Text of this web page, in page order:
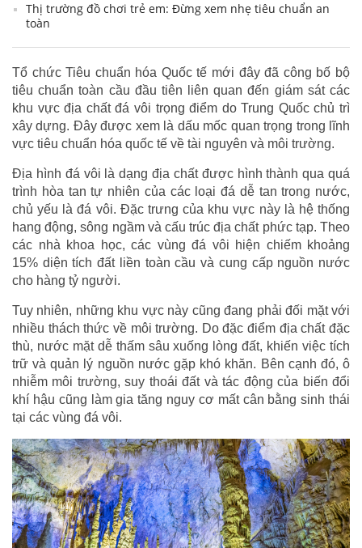
Thị trường đồ chơi trẻ em: Đừng xem nhẹ tiêu chuẩn an
toàn
Tổ chức Tiêu chuẩn hóa Quốc tế mới đây đã công bố bộ
tiêu chuẩn toàn cầu đầu tiên liên quan đến giám sát các
khu vực địa chất đá vôi trọng điểm do Trung Quốc chủ trì
xây dựng. Đây được xem là dấu mốc quan trọng trong lĩnh
vực tiêu chuẩn hóa quốc tế về tài nguyên và môi trường.
Địa hình đá vôi là dạng địa chất được hình thành qua quá
trình hòa tan tự nhiên của các loại đá dễ tan trong nước,
chủ yếu là đá vôi. Đặc trưng của khu vực này là hệ thống
hang động, sông ngầm và cấu trúc địa chất phức tạp. Theo
các nhà khoa học, các vùng đá vôi hiện chiếm khoảng
15% diện tích đất liền toàn cầu và cung cấp nguồn nước
cho hàng tỷ người.
Tuy nhiên, những khu vực này cũng đang phải đối mặt với
nhiều thách thức về môi trường. Do đặc điểm địa chất đặc
thù, nước mặt dễ thấm sâu xuống lòng đất, khiến việc tích
trữ và quản lý nguồn nước gặp khó khăn. Bên cạnh đó, ô
nhiễm môi trường, suy thoái đất và tác động của biến đổi
khí hậu cũng làm gia tăng nguy cơ mất cân bằng sinh thái
tại các vùng đá vôi.